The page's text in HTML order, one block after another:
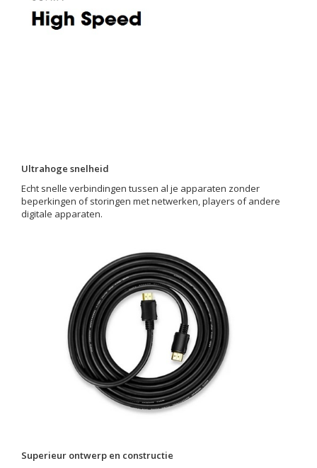
Ultrahoge snelheid
Echt snelle verbindingen tussen al je apparaten zonder
beperkingen of storingen met netwerken, players of andere
digitale apparaten.
Superieur ontwerp en constructie